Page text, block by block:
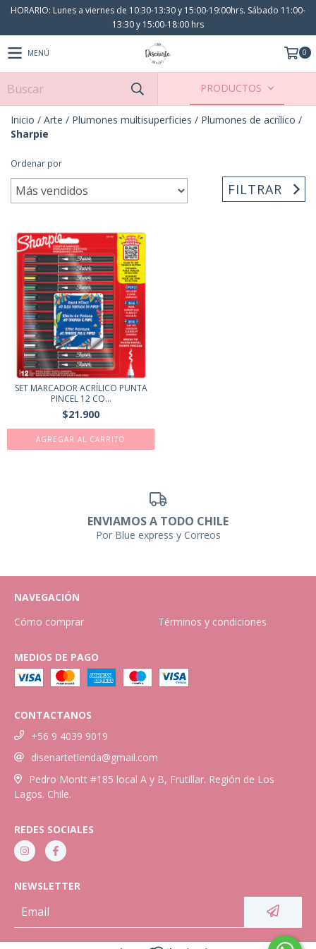
HORARIO: Lunes a viernes de 10:30-13:30 y 15:00-19:00hrs. Sábado 11:00-
13:30 y 15:00-18:00 hrs
MENÚ 0
PRODUCTOS
Inicio / Arte / Plumones multisuperficies / Plumones de acrílico /
Sharpie
Ordenar por
FILTRAR
SET MARCADOR ACRÍLICO PUNTA
PINCEL 12 CO...
$21.900
ENVIAMOS A TODO CHILE
Por Blue express y Correos
NAVEGACIÓN
Cómo comprar
Términos y condiciones
MEDIOS DE PAGO
CONTACTANOS
+56 9 4039 9019
disenartetienda@gmail.com
Pedro Montt #185 local A y B, Frutillar. Región de Los
Lagos. Chile.
REDES SOCIALES
NEWSLETTER